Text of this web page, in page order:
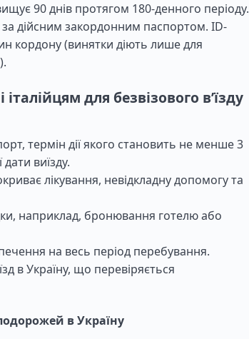
90 днів протягом 180-денного періоду.
за дійсним закордонним паспортом. ID-
кордону (винятки діють лише для
для безвізового в’їзду
термін дії якого становить не менше 3
виїзду.
лікування, невідкладну допомогу та
наприклад, бронювання готелю або
на весь період перебування.
в Україну, що перевіряється
в Україну